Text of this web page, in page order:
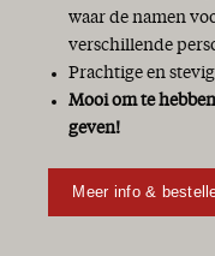
waar de namen
verschillende
Prachtige en
Mooi om te
geven!
Meer info &